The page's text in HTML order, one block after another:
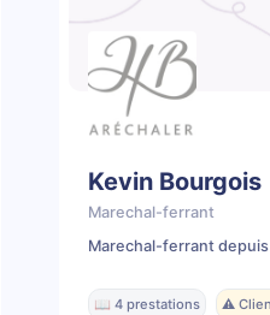
Kevin Bourgois
Marechal-ferrant
Marechal-ferrant
📖 4 prestations ⚠️